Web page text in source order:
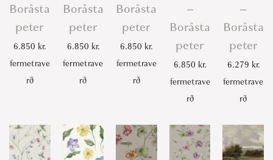
Boråsta
peter
6.850 kr.
fermetrave
rð
Boråsta
peter
6.850 kr.
fermetrave
rð
Boråsta
peter
6.850 kr.
fermetrave
rð
–
Boråsta
peter
6.850 kr.
fermetrave
rð
–
Boråsta
peter
6.279 kr.
fermetrave
rð